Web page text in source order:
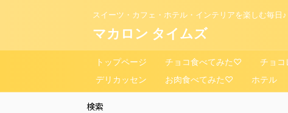
スイーツ・カフェ・ホテル・インテリアを楽しむ毎日♪
マカロン タイムズ
トップページ チョコ食べてみた♡ チョ
デリカッセン
お肉食べてみた♡ ホテル
検索